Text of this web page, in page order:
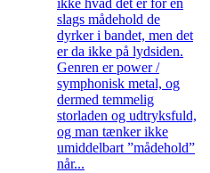
ikke hvad det er for en
slags mådehold de
dyrker i bandet, men det
er da ikke på lydsiden.
Genren er power /
symphonisk metal, og
dermed temmelig
storladen og udtryksfuld,
og man tænker ikke
umiddelbart ”mådehold”
når...